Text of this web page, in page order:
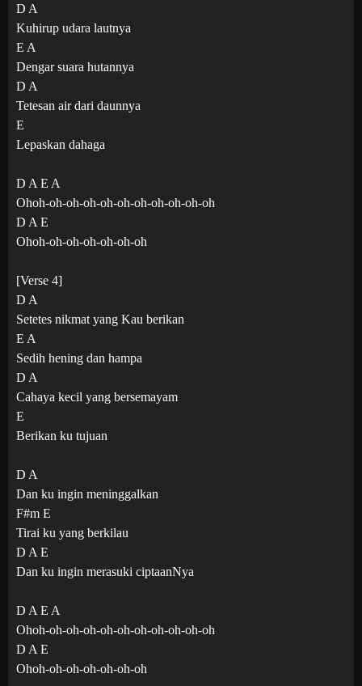
D A
Kuhirup udara lautnya
E A
Dengar suara hutannya
D A
Tetesan air dari daunnya
E
Lepaskan dahaga
D A E A
Ohoh-oh-oh-oh-oh-oh-oh-oh-oh-oh-oh
D A E
Ohoh-oh-oh-oh-oh-oh-oh
[Verse 4]
D A
Setetes nikmat yang Kau berikan
E A
Sedih hening dan hampa
D A
Cahaya kecil yang bersemayam
E
Berikan ku tujuan
D A
Dan ku ingin meninggalkan
F#m E
Tirai ku yang berkilau
D A E
Dan ku ingin merasuki ciptaanNya
D A E A
Ohoh-oh-oh-oh-oh-oh-oh-oh-oh-oh-oh
D A E
Ohoh-oh-oh-oh-oh-oh-oh